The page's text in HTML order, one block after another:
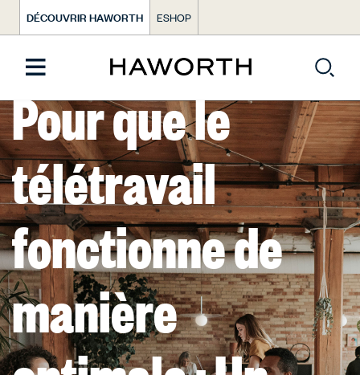
DÉCOUVRIR HAWORTH ESHOP
Pour que le
télétravail
fonctionne de
manière